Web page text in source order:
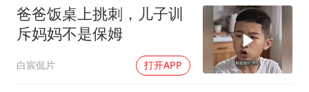
奋进开新局 实干挑大梁
爸爸饭桌上挑刺，儿子训
斥妈妈不是保姆
白宸侃片 打开APP